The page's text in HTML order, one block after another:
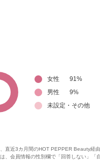
女性 91%
男性
9%
未設定・その他
直近3カ月間のHOT PEPPER Beauty経
、会員情報の性別欄で「回答しない」「